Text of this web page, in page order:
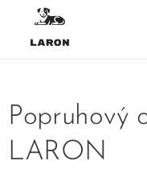
Popruhový
LARON